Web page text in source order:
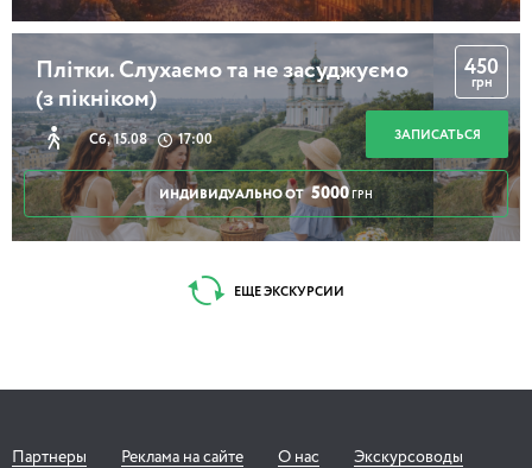
Плітки. Слухаємо та не засуджуємо
(з пікніком)
Сб, 15.08 17:00
450
грн
ЗАПИСАТЬСЯ
ИНДИВИДУАЛЬНО ОТ 5000 ГРН
ЕЩЕ ЭКСКУРСИИ
Партнеры Реклама на сайте О нас Экскурсоводы